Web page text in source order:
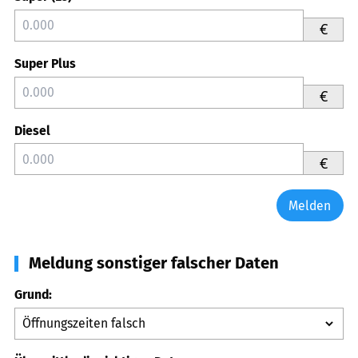
€
Super Plus
€
Diesel
€
Melden
Meldung sonstiger falscher Daten
Grund: